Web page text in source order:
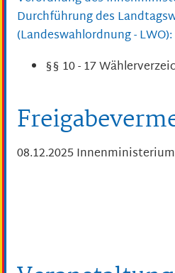
Durchführung des
(Landeswahlordnung - LWO):
§§ 10 - 17
08.12.2025